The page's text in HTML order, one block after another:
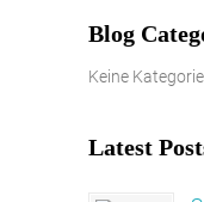
Blog
Keine
Latest